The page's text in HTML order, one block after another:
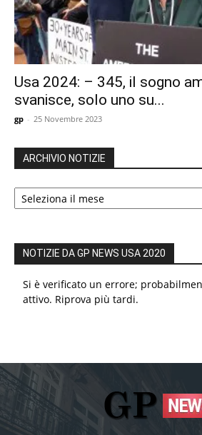
Usa 2024: – 345, il sogno
svanisce, solo uno su...
gp - 25 Novembre 2023
ARCHIVIO NOTIZIE
ARCHIVIO
NOTIZIE
NOTIZIE DA GP NEWS USA 2020
Si è verificato un errore;
attivo. Riprova più tardi.